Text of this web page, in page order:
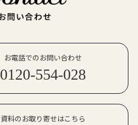
お電話でのお問い合わせ
0120-554-028
資料のお取り寄せはこちら